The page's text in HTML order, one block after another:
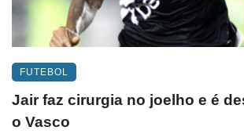
FUTEBOL
Jair faz cirurgia no joelho e é
o Vasco